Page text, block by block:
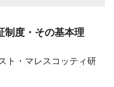
制度・その基本理
ト・マレスコッティ研